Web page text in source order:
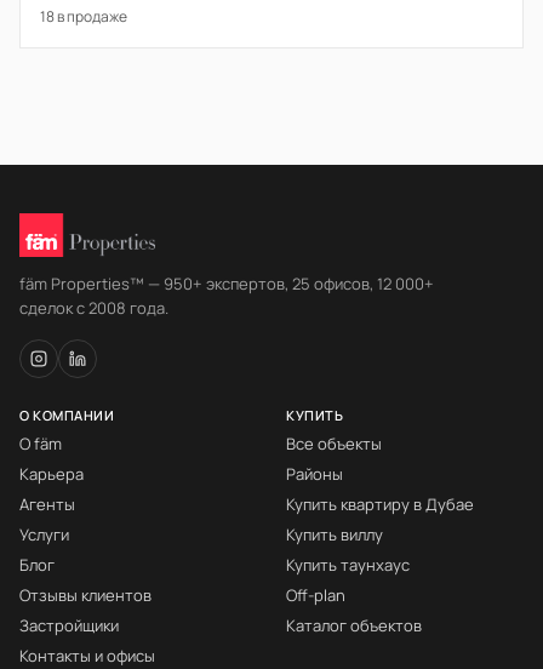
18 в продаже
fäm Properties™ — 950+ экспертов, 25 офисов, 12 000+
сделок с 2008 года.
О КОМПАНИИ
О fäm
Карьера
Агенты
Услуги
Блог
Отзывы клиентов
Застройщики
Контакты и офисы
КУПИТЬ
Все объекты
Районы
Купить квартиру в Дубае
Купить виллу
Купить таунхаус
Off-plan
Каталог объектов